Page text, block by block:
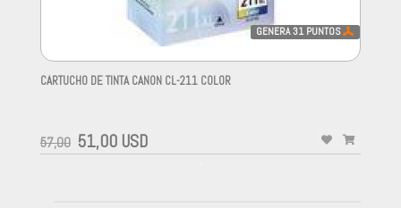
GENERA31 PUNTOS
CARTUCHO DE TINTA CANON CL-211 COLOR
57,00 51,00 USD